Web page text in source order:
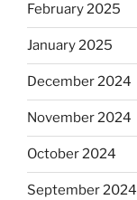
February 2025
January 2025
December 2024
November 2024
October 2024
September 2024